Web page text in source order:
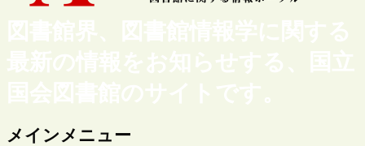
図書館界、図書館情報学に関する
最新の情報をお知らせする、国立
国会図書館のサイトです。
メインメニュー